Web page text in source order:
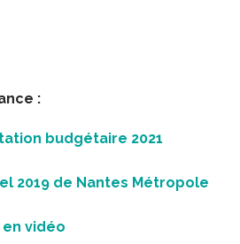
:
budgétaire 2021
2019 de Nantes Métropole
vidéo